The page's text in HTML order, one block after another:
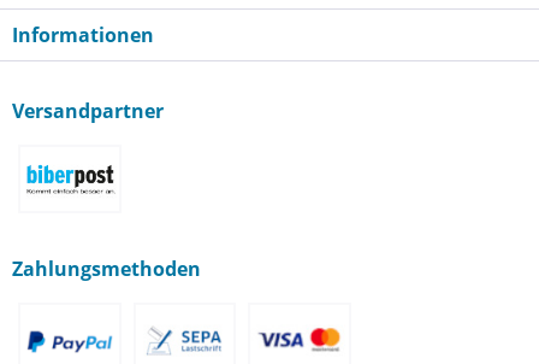
Informationen
Versandpartner
Zahlungsmethoden